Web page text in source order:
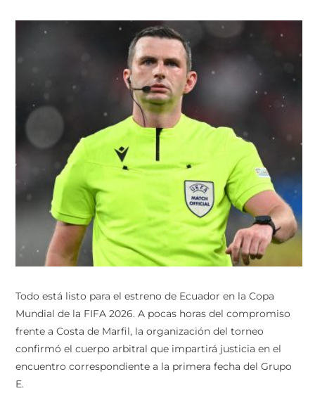
Todo está listo para el estreno de Ecuador en la Copa
Mundial de la FIFA 2026. A pocas horas del compromiso
frente a Costa de Marfil, la organización del torneo
confirmó el cuerpo arbitral que impartirá justicia en el
encuentro correspondiente a la primera fecha del Grupo
E.